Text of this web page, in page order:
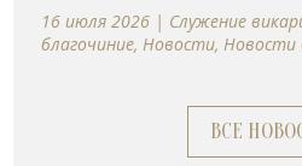
16 июля 2026 | Cлужение
благочиние,Новости,Новости
ВСЕ